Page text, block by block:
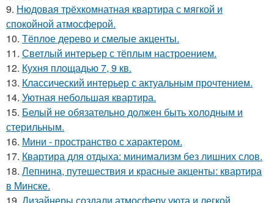
9. Нюдовая трёхкомнатная квартира с мягкой и
спокойной атмосферой.
10. Тёплое дерево и смелые акценты.
11. Светлый интерьер с тёплым настроением.
12. Кухня площадью 7, 9 кв.
13. Классический интерьер с актуальным прочтением.
14. Уютная небольшая квартира.
15. Белый не обязательно должен быть холодным и
стерильным.
16. Мини - пространство с характером.
17. Квартира для отдыха: минимализм без лишних слов.
18. Лепнина, путешествия и красные акценты: квартира
в Минске.
19. Дизайнеры создали атмосферу уюта и легкой